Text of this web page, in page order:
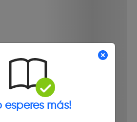
esperes más!